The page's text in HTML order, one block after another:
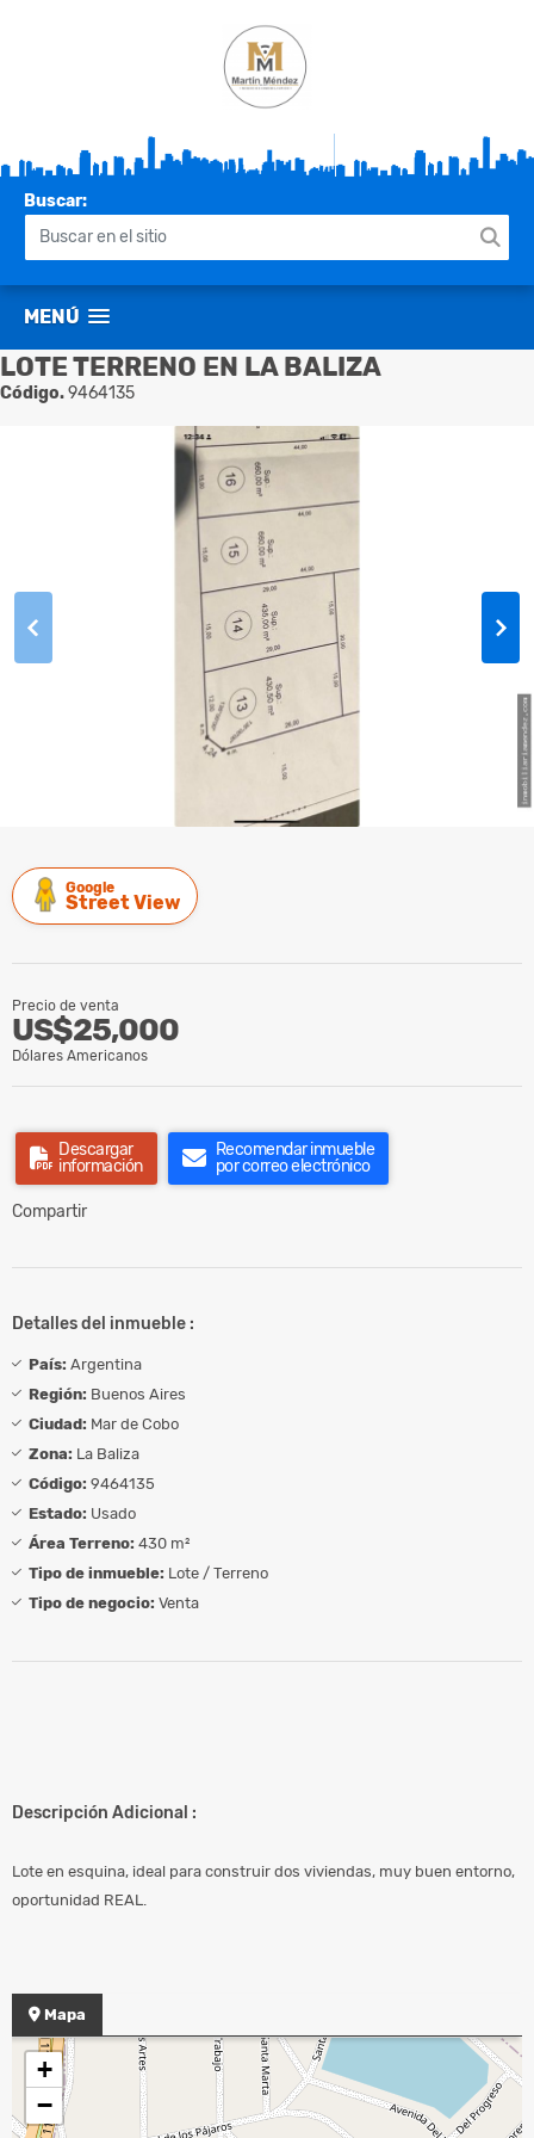
Buscar:
MENÚ
LOTE TERRENO EN LA BALIZA
Código.9464135
Google
Street View
Precio de venta
US$25,000
Dólares Americanos
Descargar
información
Recomendar inmueble
por correo electrónico
Compartir
Detalles del inmueble :
País: Argentina
Región: Buenos Aires
Ciudad: Mar de Cobo
Zona: La Baliza
Código: 9464135
Estado: Usado
Área Terreno: 430 m²
Tipo de inmueble: Lote / Terreno
Tipo de negocio: Venta
Descripción Adicional :
Lote en esquina, ideal para construir dos viviendas, muy buen entorno,
oportunidad REAL.
Mapa
+
−